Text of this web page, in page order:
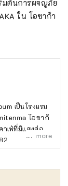
มต้นการผจญภัย
ใน โอซาก้า
เป็นโรงแรม
โอซาก้
เฟ่ที่มีแสงส่อง
more